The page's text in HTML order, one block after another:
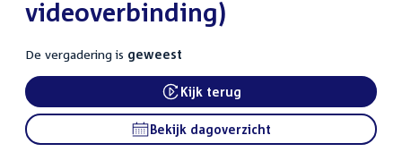
videoverbinding)
De vergadering is geweest
External link:
Kijk terug
Bekijk dagoverzicht